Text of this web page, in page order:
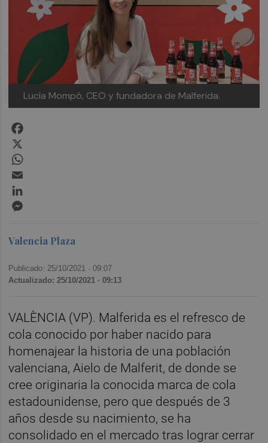
Lucía Mompó, CEO y fundadora de Malferida.
Valencia Plaza
Publicado: 25/10/2021 ·09:07
Actualizado: 25/10/2021 · 09:13
VALÈNCIA (VP). Malferida es el refresco de
cola conocido por haber nacido para
homenajear la historia de una población
valenciana, Aielo de Malferit, de donde se
cree originaria la conocida marca de cola
estadounidense, pero que después de 3
años desde su nacimiento, se ha
consolidado en el mercado tras lograr cerrar